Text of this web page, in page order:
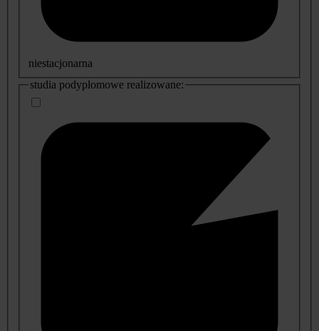
niestacjonarna
studia podyplomowe realizowane: